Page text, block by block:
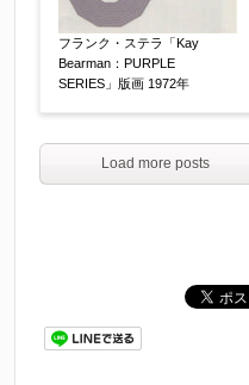
フランク・ステラ「Kay
Bearman：PURPLE
SERIES」版画 1972年
Load more posts